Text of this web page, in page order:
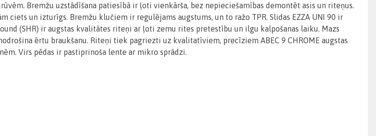
Bremžu uzstādīšana patiesībā ir ļoti vienkārša, bez nepieciešamības demontēt asis un riteņus.
un izturīgs. Bremžu klučiem ir regulējams augstums, un to ražo TPR. Slidas EZZA UNI 90 ir
(SHR) ir augstas kvalitātes riteņi ar ļoti zemu rites pretestību un ilgu kalpošanas laiku. Mazs
ērtu braukšanu. Riteņi tiek pagriezti uz kvalitatīviem, precīziem ABEC 9 CHROME augstas
Virs pēdas ir pastiprinoša lente ar mikro sprādzi.